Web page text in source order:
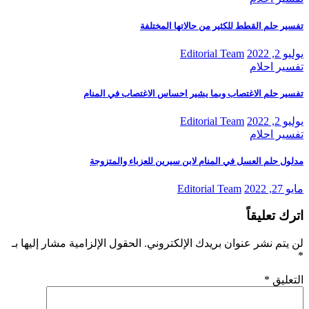
تفسير حلم القطط للكثير من حالاتها المختلفة
يوليو 2, 2022
Editorial Team
تفسير احلام
تفسير حلم الاغتصاب وبما يشير احساس الاغتصاب في المنام
يوليو 2, 2022
Editorial Team
تفسير احلام
مدلول حلم العسل في المنام لابن سيرين للعزباء والمتزوجة
مايو 27, 2022 Editorial Team
اترك تعليقاً
لن يتم نشر عنوان بريدك الإلكتروني. الحقول الإلزامية مشار إليها بـ
*
التعليق *